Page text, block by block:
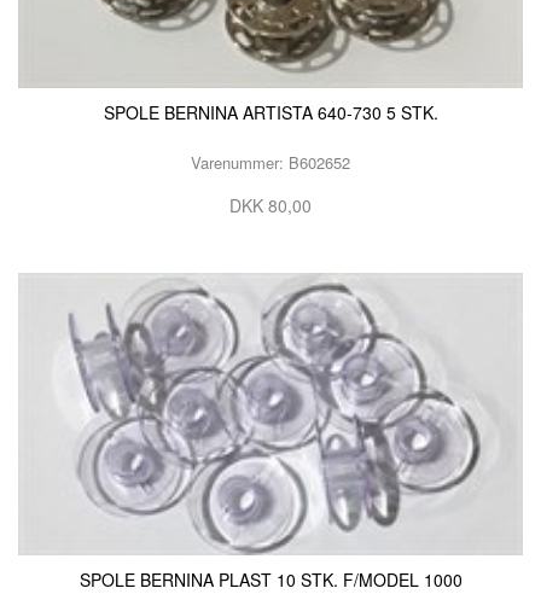
SPOLE BERNINA ARTISTA 640-730 5 STK.
Varenummer: B602652
DKK 80,00
SPOLE BERNINA PLAST 10 STK. F/MODEL 1000